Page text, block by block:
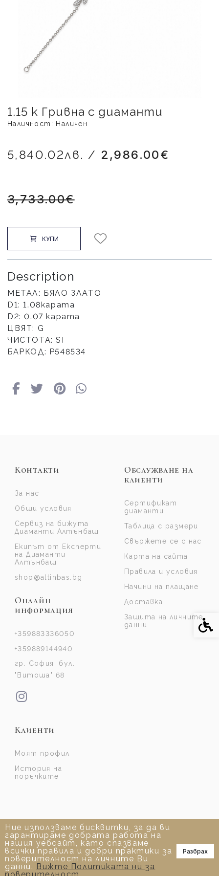
📞
1.15 k Гривна с диаманти
Наличност: Наличен
5,840.02лв. / 2,986.00€
3,733.00€
КУПИ
Description
МЕТАЛ: БЯЛО ЗЛАТО
D1: 1.08карата
D2: 0.07 карата
ЦВЯТ: G
ЧИСТОТА: SI
БАРКОД: Р548534
Ние използваме бисквитки, за да ви
гарантираме добрата работа на
нашия уебсайт, като спазваме
всички правила и добри практики за
поверителност на личните Ви
данни. Вижте Политиката ни за
Разбрах
Контакти
За нас
Общи условия
Сервиз на бижута
Диаманти Алтънбаш
Екипът от Експерти
на Диаманти
Алтънбаш
shop@altinbas.bg
Онлайн
информация
+359883336050
+359889144940
гр. София, бул.
"Витоша" 68
Обслужване на
клиенти
Сертификат
диаманти
Таблица с размери
Свържете се с нас
Карта на сайта
Правила и условия
Начини на плащане
Доставка
Защита на личните
данни
Клиенти
Моят профил
История на
поръчките